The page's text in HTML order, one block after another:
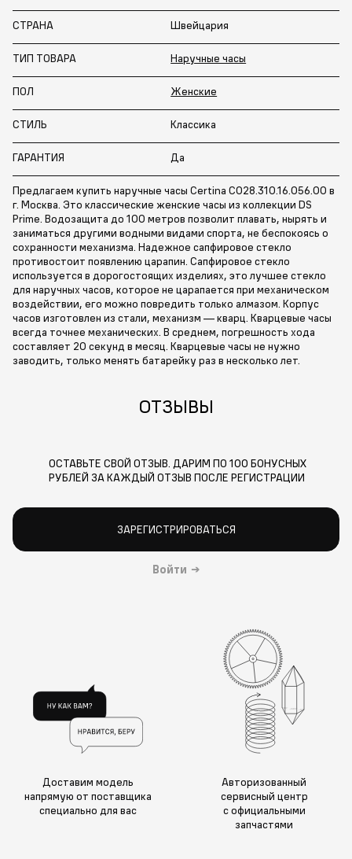
СТРАНА Швейцария
ТИП ТОВАРА Наручные часы
ПОЛ Женские
СТИЛЬ Классика
ГАРАНТИЯ Да
Предлагаем купить наручные часы Certina C028.310.16.056.00 в
г. Москва. Это классические женские часы из коллекции DS
Prime. Водозащита до 100 метров позволит плавать, нырять и
заниматься другими водными видами спорта, не беспокоясь о
сохранности механизма. Надежное сапфировое стекло
противостоит появлению царапин. Сапфировое стекло
используется в дорогостоящих изделиях, это лучшее стекло
для наручных часов, которое не царапается при механическом
воздействии, его можно повредить только алмазом. Корпус
часов изготовлен из стали, механизм — кварц. Кварцевые часы
всегда точнее механических. В среднем, погрешность хода
составляет 20 секунд в месяц. Кварцевые часы не нужно
заводить, только менять батарейку раз в несколько лет.
ОТЗЫВЫ
ОСТАВЬТЕ СВОЙ ОТЗЫВ. ДАРИМ ПО 100 БОНУСНЫХ
РУБЛЕЙ ЗА КАЖДЫЙ ОТЗЫВ ПОСЛЕ РЕГИСТРАЦИИ
ЗАРЕГИСТРИРОВАТЬСЯ
Войти →
Доставим модель
напрямую от поставщика
специально для вас
Авторизованный
сервисный центр
с официальными
запчастями